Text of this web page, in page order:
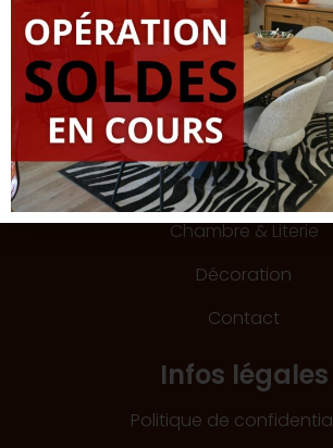
Menu
Accueil
Services
Salons & Salles à
Chambre & Literie
Décoration
Contact
Infos légales
Politique de